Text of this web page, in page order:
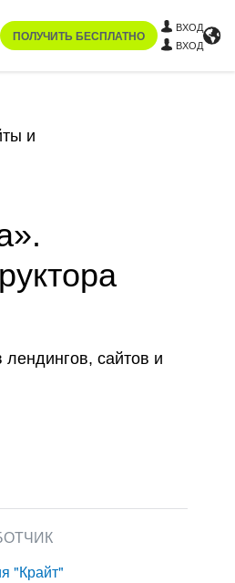
ПОЛУЧИТЬ БЕСПЛАТНО
ВХОД
ВХОД
и
сайтов и
"Крайт"